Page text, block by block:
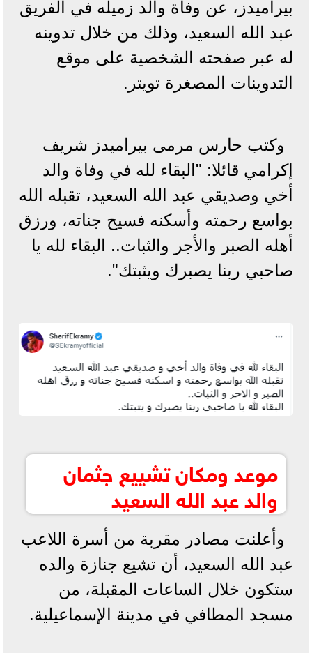
بيراميدز، عن وفاة والد زميله في الفريق
عبد الله السعيد، وذلك من خلال تدوينه
له عبر صفحته الشخصية على موقع
التدوينات المصغرة تويتر.
وكتب حارس مرمى بيراميدز شريف
إكرامي قائلا: "البقاء لله في وفاة والد
أخي وصديقي عبد الله السعيد، تقبله الله
بواسع رحمته وأسكنه فسيح جناته، ورزق
أهله الصبر والأجر والثبات.. البقاء لله يا
صاحبي ربنا يصبرك ويثبتك".
موعد ومكان تشييع جثمان
والد عبد الله السعيد
وأعلنت مصادر مقربة من أسرة اللاعب
عبد الله السعيد، أن تشيع جنازة والده
ستكون خلال الساعات المقبلة، من
مسجد المطافي في مدينة الإسماعيلية.